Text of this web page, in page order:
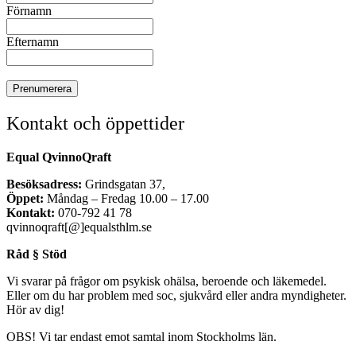
Förnamn
Efternamn
Kontakt och öppettider
Equal QvinnoQraft
Besöksadress: Grindsgatan 37,
Öppet: Måndag – Fredag 10.00 – 17.00
Kontakt: 070-792 41 78
qvinnoqraft[@]equalsthlm.se
Råd § Stöd
Vi svarar på frågor om psykisk ohälsa, beroende och läkemedel.
Eller om du har problem med soc, sjukvård eller andra myndigheter.
Hör av dig!
OBS! Vi tar endast emot samtal inom Stockholms län.